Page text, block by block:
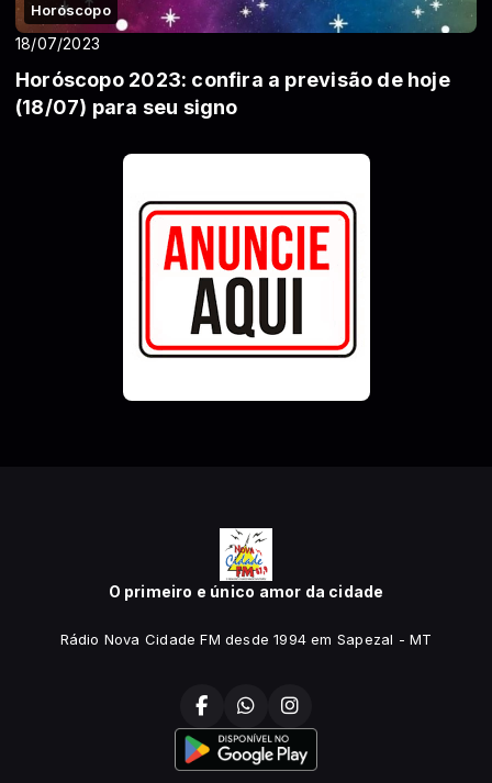
Horóscopo
18/07/2023
Horóscopo 2023: confira a previsão de hoje
(18/07) para seu signo
O primeiro e único amor da cidade
Rádio Nova Cidade FM desde 1994 em Sapezal - MT